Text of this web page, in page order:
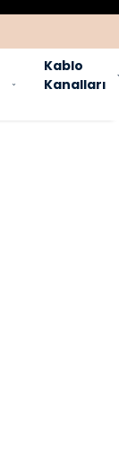
Kablo
Kanalları